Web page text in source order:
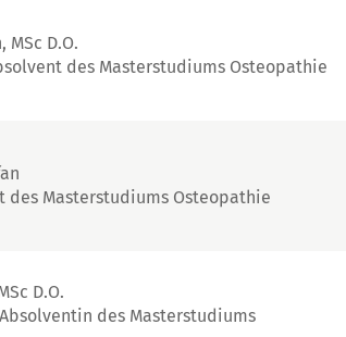
D.O.
des Masterstudiums Osteopathie
des Masterstudiums Osteopathie
D.O.
des Masterstudiums